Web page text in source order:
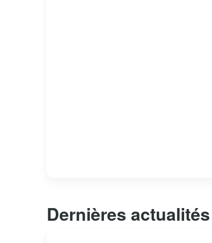
Dernières actualités